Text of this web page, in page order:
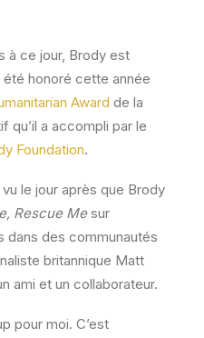
à ce jour, Brody est
été honoré cette année
Award de la
qu’il a accompli par le
Foundation.
le jour après que Brody
Rescue Mesur
dans des communautés
britannique Matt
ami et un collaborateur.
pour moi. C’est